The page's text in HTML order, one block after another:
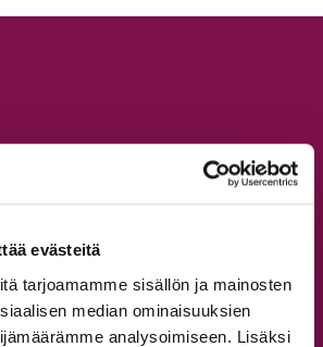
evästeitä
tarjoamamme sisällön ja mainosten
median ominaisuuksien
analysoimiseen. Lisäksi